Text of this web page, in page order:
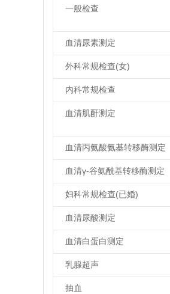
一般检查
血清尿素测定
外科常规检查(女)
内科常规检查
血清肌酐测定
血清丙氨酸氨基转移酶测定
血清γ-谷氨酰基转移酶测定
妇科常规检查(已婚)
血清尿酸测定
血清白蛋白测定
乳腺超声
抽血